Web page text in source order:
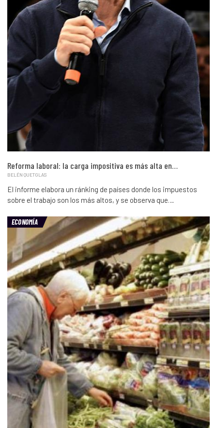
Reforma laboral: la carga impositiva es más alta en…
BELÉN QUETGLAS
El informe elabora un ránking de países donde los impuestos
sobre el trabajo son los más altos, y se observa que…
ECONOMÍA